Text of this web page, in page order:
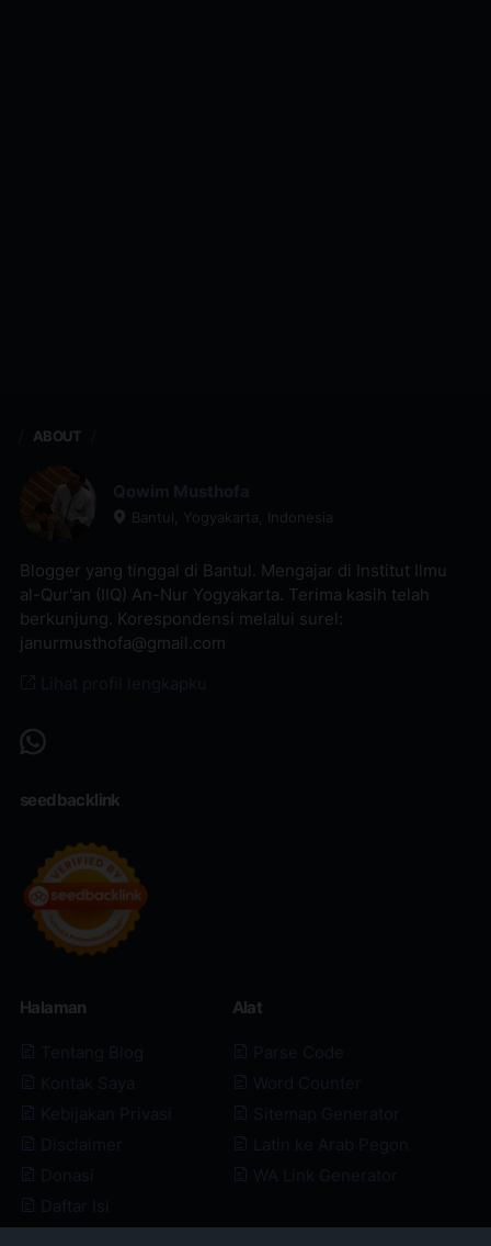
ABOUT
Qowim Musthofa
Bantul, Yogyakarta, Indonesia
Blogger yang tinggal di Bantul. Mengajar di Institut Ilmu
al-Qur'an (IIQ) An-Nur Yogyakarta. Terima kasih telah
berkunjung. Korespondensi melalui surel:
janurmusthofa@gmail.com
Lihat profil lengkapku
seedbacklink
Halaman
Tentang Blog
Kontak Saya
Kebijakan Privasi
Disclaimer
Donasi
Daftar Isi
Alat
Parse Code
Word Counter
Sitemap Generator
Latin ke Arab Pegon
WA Link Generator